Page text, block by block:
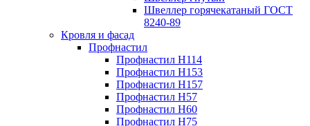
Швеллер горячекатаный ГОСТ
8240-89
Кровля и фасад
Профнастил
Профнастил Н114
Профнастил Н153
Профнастил Н157
Профнастил Н57
Профнастил Н60
Профнастил Н75